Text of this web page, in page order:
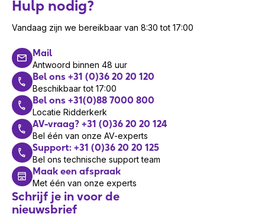
Hulp nodig?
Vandaag zijn we bereikbaar van 8:30 tot 17:00
Mail
Antwoord binnen 48 uur
Bel ons +31 (0)36 20 20 120
Beschikbaar tot 17:00
Bel ons +31(0)88 7000 800
Locatie Ridderkerk
AV-vraag? +31 (0)36 20 20 124
Bel één van onze AV-experts
Support: +31 (0)36 20 20 125
Bel ons technische support team
Maak een afspraak
Met één van onze experts
Schrijf je in voor de
nieuwsbrief